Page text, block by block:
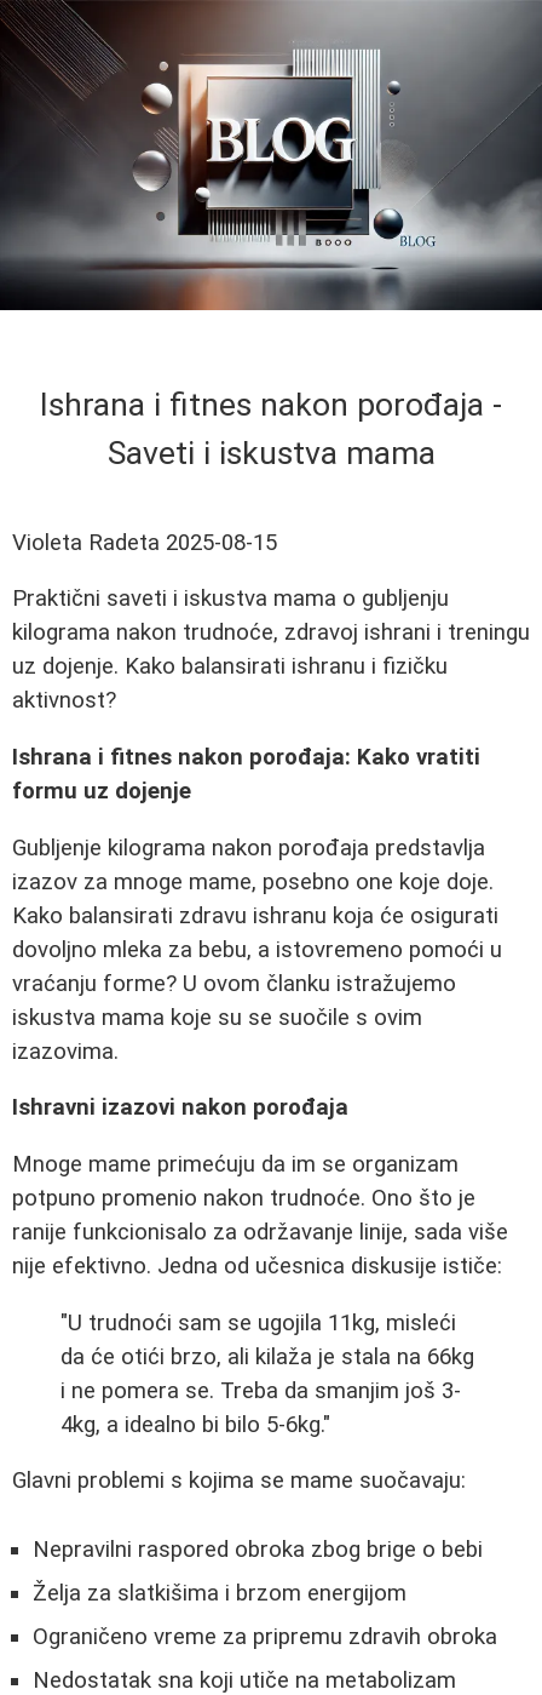
Ishrana i fitnes nakon porođaja -
Saveti i iskustva mama
Violeta Radeta 2025-08-15
Praktični saveti i iskustva mama o gubljenju
kilograma nakon trudnoće, zdravoj ishrani i treningu
uz dojenje. Kako balansirati ishranu i fizičku
aktivnost?
Ishrana i fitnes nakon porođaja: Kako vratiti
formu uz dojenje
Gubljenje kilograma nakon porođaja predstavlja
izazov za mnoge mame, posebno one koje doje.
Kako balansirati zdravu ishranu koja će osigurati
dovoljno mleka za bebu, a istovremeno pomoći u
vraćanju forme? U ovom članku istražujemo
iskustva mama koje su se suočile s ovim
izazovima.
Ishravni izazovi nakon porođaja
Mnoge mame primećuju da im se organizam
potpuno promenio nakon trudnoće. Ono što je
ranije funkcionisalo za održavanje linije, sada više
nije efektivno. Jedna od učesnica diskusije ističe:
"U trudnoći sam se ugojila 11kg, misleći
da će otići brzo, ali kilaža je stala na 66kg
i ne pomera se. Treba da smanjim još 3-
4kg, a idealno bi bilo 5-6kg."
Glavni problemi s kojima se mame suočavaju:
Nepravilni raspored obroka zbog brige o bebi
Želja za slatkišima i brzom energijom
Ograničeno vreme za pripremu zdravih obroka
Nedostatak sna koji utiče na metabolizam